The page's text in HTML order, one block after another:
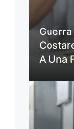
Guerra
A Una